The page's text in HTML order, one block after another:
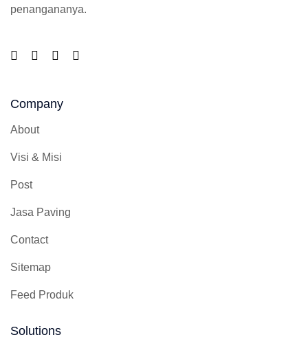
penangananya.
Company
About
Visi & Misi
Post
Jasa Paving
Contact
Sitemap
Feed Produk
Solutions